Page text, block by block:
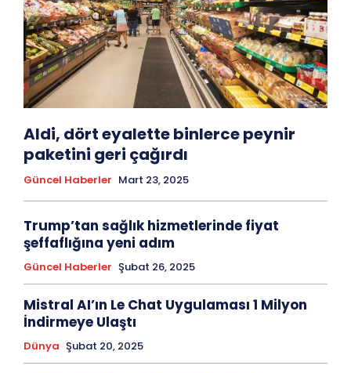
Aldi, dört eyalette binlerce peynir
paketini geri çağırdı
Güncel Haberler Mart 23, 2025
Trump’tan sağlık hizmetlerinde fiyat
şeffaflığına yeni adım
Güncel Haberler Şubat 26, 2025
Mistral AI’ın Le Chat Uygulaması 1 Milyon
İndirmeye Ulaştı
Dünya Şubat 20, 2025